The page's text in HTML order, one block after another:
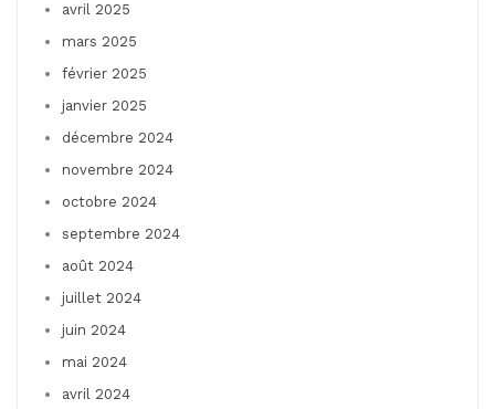
avril 2025
mars 2025
février 2025
janvier 2025
décembre 2024
novembre 2024
octobre 2024
septembre 2024
août 2024
juillet 2024
juin 2024
mai 2024
avril 2024